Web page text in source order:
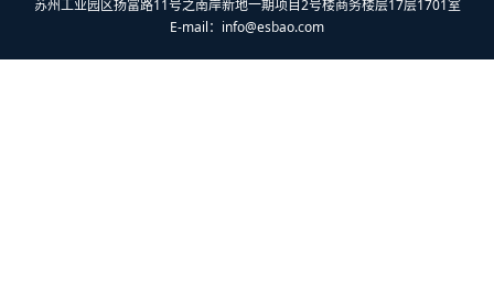
E-mail： info@esbao.com